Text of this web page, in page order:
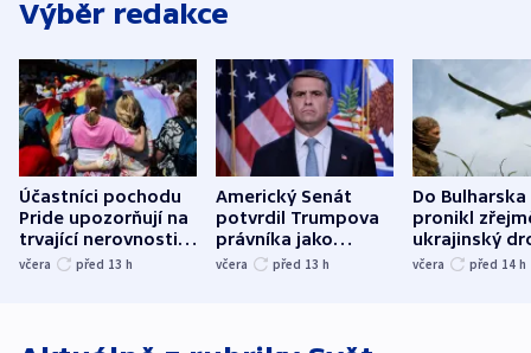
Výběr redakce
Účastníci pochodu
Pride upozorňují na
trvající nerovnosti i
společenskou
včera před 13 h
Americký Senát
potvrdil Trumpova
právníka jako
ministra
včera před 13 h
Do Bulharska
pronikl
ukrajinský
explodoval
včera před 14 h